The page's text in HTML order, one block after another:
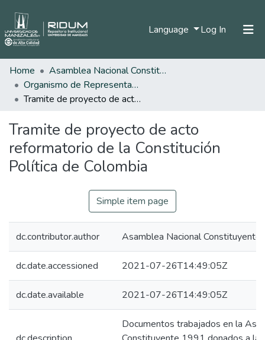
Language Log In (current)
Home
Asamblea Nacional Constituyente
Organismo de Representantes Constituyente
Tramite de proyecto de acto reformatorio de la Constitución Política de Colombia
Tramite de proyecto de acto
reformatorio de la Constitución
Política de Colombia
Simple item page
dc.contributor.author Asamblea Nacional Constituyente
dc.date.accessioned 2021-07-26T14:49:05Z
dc.date.available 2021-07-26T14:49:05Z
Documentos trabajados en la